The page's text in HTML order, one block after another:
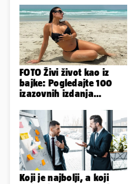
FOTO Živi život kao iz
bajke: Pogledajte 100
izazovnih izdanja
Koji je najbolji, a koji